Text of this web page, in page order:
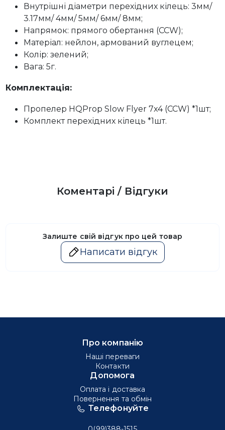
Внутрішні діаметри перехідних кілець: 3мм/
3.17мм/ 4мм/ 5мм/ 6мм/ 8мм;
Напрямок: прямого обертання (CCW);
Матеріал: нейлон, армований вуглецем;
Колір: зелений;
Вага: 5г.
Комплектація:
Пропелер HQProp Slow Flyer 7x4 (CCW) *1шт;
Комплект перехідних кілець *1шт.
Коментарі / Відгуки
Залиште свій відгук про цей товар
Написати відгук
Телефонуйте
Про компанію
Наші переваги
Контакти
Допомога
Оплата і доставка
Повернення та обмін